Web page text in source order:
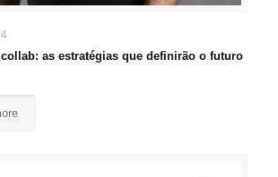
as estratégias que definirão o futuro